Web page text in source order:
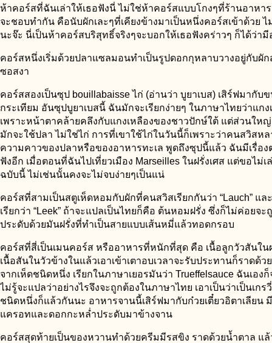
ห้าคอร์สที่ฉันเล่าให้เธอฟังนี่ ไม่ใช่ห้าคอร์สแบบโกงๆที่ร้านอาหา
จะชอบทำกัน คือนับผักเละๆที่เคียงข้างมาเป็นหนึ่งคอร์สเข้าด้วย
นะจ๊ะ นี่เป็นห้าคอร์สบริสุทธิ์จริงๆจะบอกให้เธอฟังคร่าวๆ ก็ได้ว่ามี
คอร์สหนึ่งเริ่มด้วยปลาแซลมอนทำเป็นรูปดอกกุหลาบวางอยู่กับผั
ซอสงา
คอร์สสองเป็นซุป bouillabaisse ไก่ (อ่านว่า บูยาเบส) เสิร์ฟมากับ
กระเทียม อันซุปบูยาเบสนี้ ฉันมักจะเรียกง่ายๆ ในภาษาไทยว่าแกง
เพราะหน้าตาคล้ายคลึงกับแกงเหลืองของชาวปักษ์ใต้ แต่ส่วนให
มักจะใช้ปลา ไม่ใช่ไก่ การที่เขาใช้ไก่ในวันนี้ก็เพราะว่าคนสวิสห
ความคาวของปลาหรือของอาหารทะเล พูดถึงซุปนี้แล้ว ฉันมีเรื่อง
ฟังอีก เมื่อตอนที่ฉันไปเที่ยวเมือง Marseilles ในฝรั่งเศส แต่ขอไม่
ฉบับนี้ ไม่เช่นนั้นคงจะไม่จบง่ายๆเป็นแน่
คอร์สที่สามเป็นสตูเห็ดหอมกับผักที่คนสวิสเรียกกันว่า “Lauch” แ
เรียกว่า “Leek” ถ้าจะแปลเป็นไทยก็คือ ต้นหอมฝรั่ง ซึ่งก็ไม่ค่อยจ
ประดับด้วยมันฝรั่งที่ทำเป็นสายแบบเส้นหมี่แล้วทอดกรอบ
คอร์สที่สี่เป็นเมนคอร์ส หรืออาหารที่หนักที่สุด คือ เนื้อลูกวัวสันใน
เนื้อสันในวัวข้างในแล้วเอาเข้าเตาอบเวลาจะรับประทานก็ราดด้ว
จากเห็ดชนิดหนึ่ง เรียกในภาษาเยอรมันว่า Trueffelsauce ฉันเอง
ไม่รู้จะแปลว่าอย่างไรจึงจะถูกต้องในภาษาไทย เอาเป็นว่าเป็นเกร
ชนิดหนึ่งก็แล้วกันนะ อาหารจานนี้เสิร์ฟมากับก๋วยเตี๋ยวอิตาเลียน
แครอทและดอกกะหล่ำประดับมาข้างจาน
คอร์สสุดท้ายเป็นของหวานทำด้วยครีมมีรสขิง ราดด้วยน้ำตาล แล้ว